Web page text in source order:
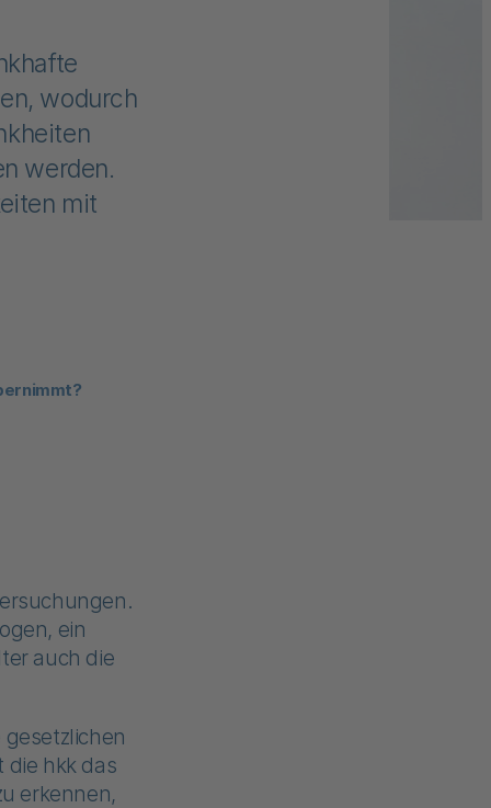
wodurch
werden.
mit
ein
auch die
gesetzlichen
die hkk das
erkennen,